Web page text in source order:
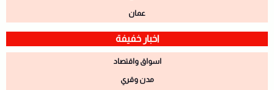
عمان
اخبار خفيفة
اسواق واقتصاد
مدن وقري